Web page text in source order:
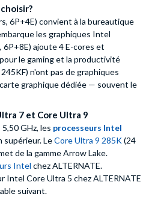
6P+4E) convient à la bureautique
les graphiques Intel
6P+8E) ajoute 4 E-cores et
le gaming et la productivité
n'ont pas de graphiques
graphique dédiée — souvent le
7 et Core Ultra 9
GHz, les processeurs Intel
supérieur. LeCore Ultra 9 285K(24
de la gamme Arrow Lake.
Intel chez ALTERNATE.
Intel Core Ultra 5 chez ALTERNATE
suivant.